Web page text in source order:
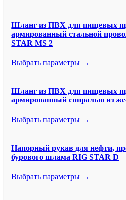
Шланг из ПВХ для пищевых
армированный стальной
STAR MS 2
Выбрать параметры →
Шланг из ПВХ для пищевых
армированный спиралью из
Выбрать параметры →
Напорный рукав для нефти,
бурового шлама RIG STAR D
Выбрать параметры →